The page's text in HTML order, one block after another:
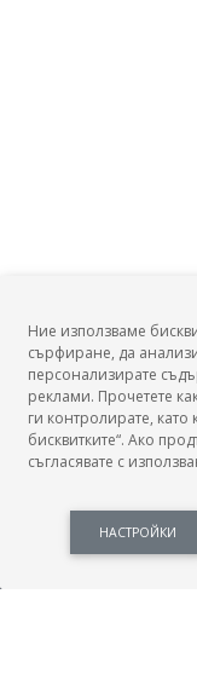
Новини, законови
професии и трудови
Ние използваме
сърфиране, да
персонализирате
реклами. Прочетете
ги контролирате, като
бисквитките“. Ако
съгласявате с
НАСТРОЙКИ